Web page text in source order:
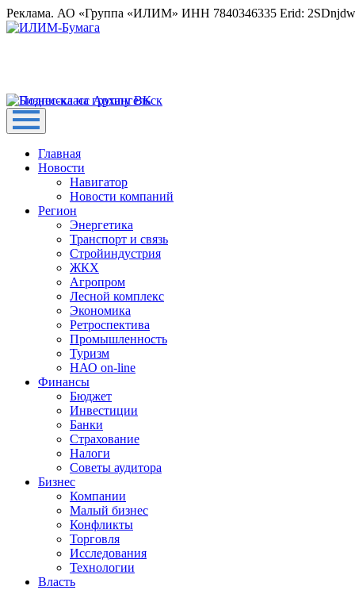
Реклама. АО «Группа «ИЛИМ» ИНН 7840346335 Erid:
Главная
Новости
Навигатор
Новости компаний
Регион
Энергетика
Транспорт и связь
Стройиндустрия
ЖКХ
Агропром
Лесной комплекс
Экономика
Ретроспектива
Промышленность
Туризм
НАО on-line
Финансы
Бюджет
Инвестиции
Банки
Страхование
Налоги
Советы аудитора
Бизнес
Компании
Малый бизнес
Конфликты
Торговля
Исследования
Технологии
Власть